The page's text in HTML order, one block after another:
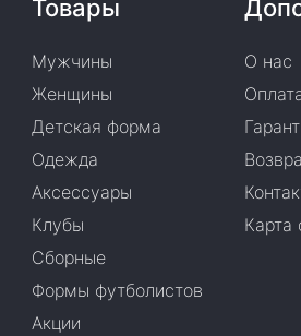
Товары
Мужчины
Женщины
Детская форма
Одежда
Аксессуары
Клубы
Сборные
Формы футболистов
Акции
О нас
Карта